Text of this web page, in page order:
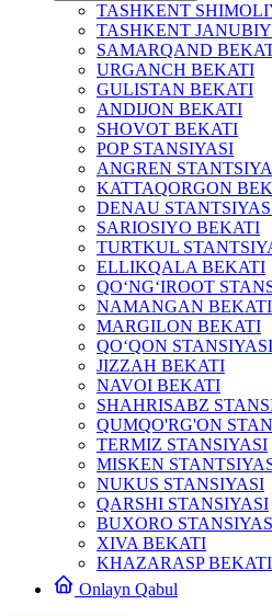
TASHKENT
TASHKENT
SAMARQAND
URGANCH BEKATI
GULISTAN BEKATI
ANDIJON BEKATI
SHOVOT BEKATI
POP STANSIYASI
ANGREN
KATTAQORGON
DENAU
SARIOSIYO BEKATI
TURTKUL
ELLIKQALA BEKATI
QO‘NG‘IROOT
NAMANGAN BEKATI
MARGILON BEKATI
QO‘QON STANSIYASI
JIZZAH BEKATI
NAVOI BEKATI
SHAHRISABZ
QUMQO'RG'ON
TERMIZ STANSIYASI
MISKEN
NUKUS STANSIYASI
QARSHI STANSIYASI
BUXORO
XIVA BEKATI
KHAZARASP BEKATI
Onlayn Qabul